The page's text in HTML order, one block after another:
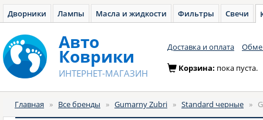
Дворники Лампы Масла и жидкости Фильтры Свечи
Авто
Коврики
ИНТЕРНЕТ-МАГАЗИН
Доставка и оплата
Корзина: пока пуста.
Главная » Все бренды » Gumarny Zubri » Standard черные »